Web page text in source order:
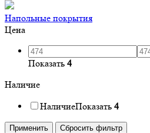
Напольные покрытия
Цена
Показать 4
Наличие
НаличиеПоказать 4
Применить Сбросить фильтр